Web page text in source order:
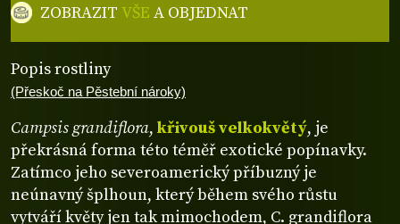
Popis rostliny
(Přeskoč na Pěstební nároky)
Campsis grandiflora, křivouš velkokvětý, je
překrásná forma této téměř exotické popínavky.
Zatímco jeho severoamerický příbuzný je
neúnavný šplhoun, který během svého růstu
vytváří květy jen tak mimochodem, C. grandiflora
ZOBRAZITVŠE A OBJEDNAT